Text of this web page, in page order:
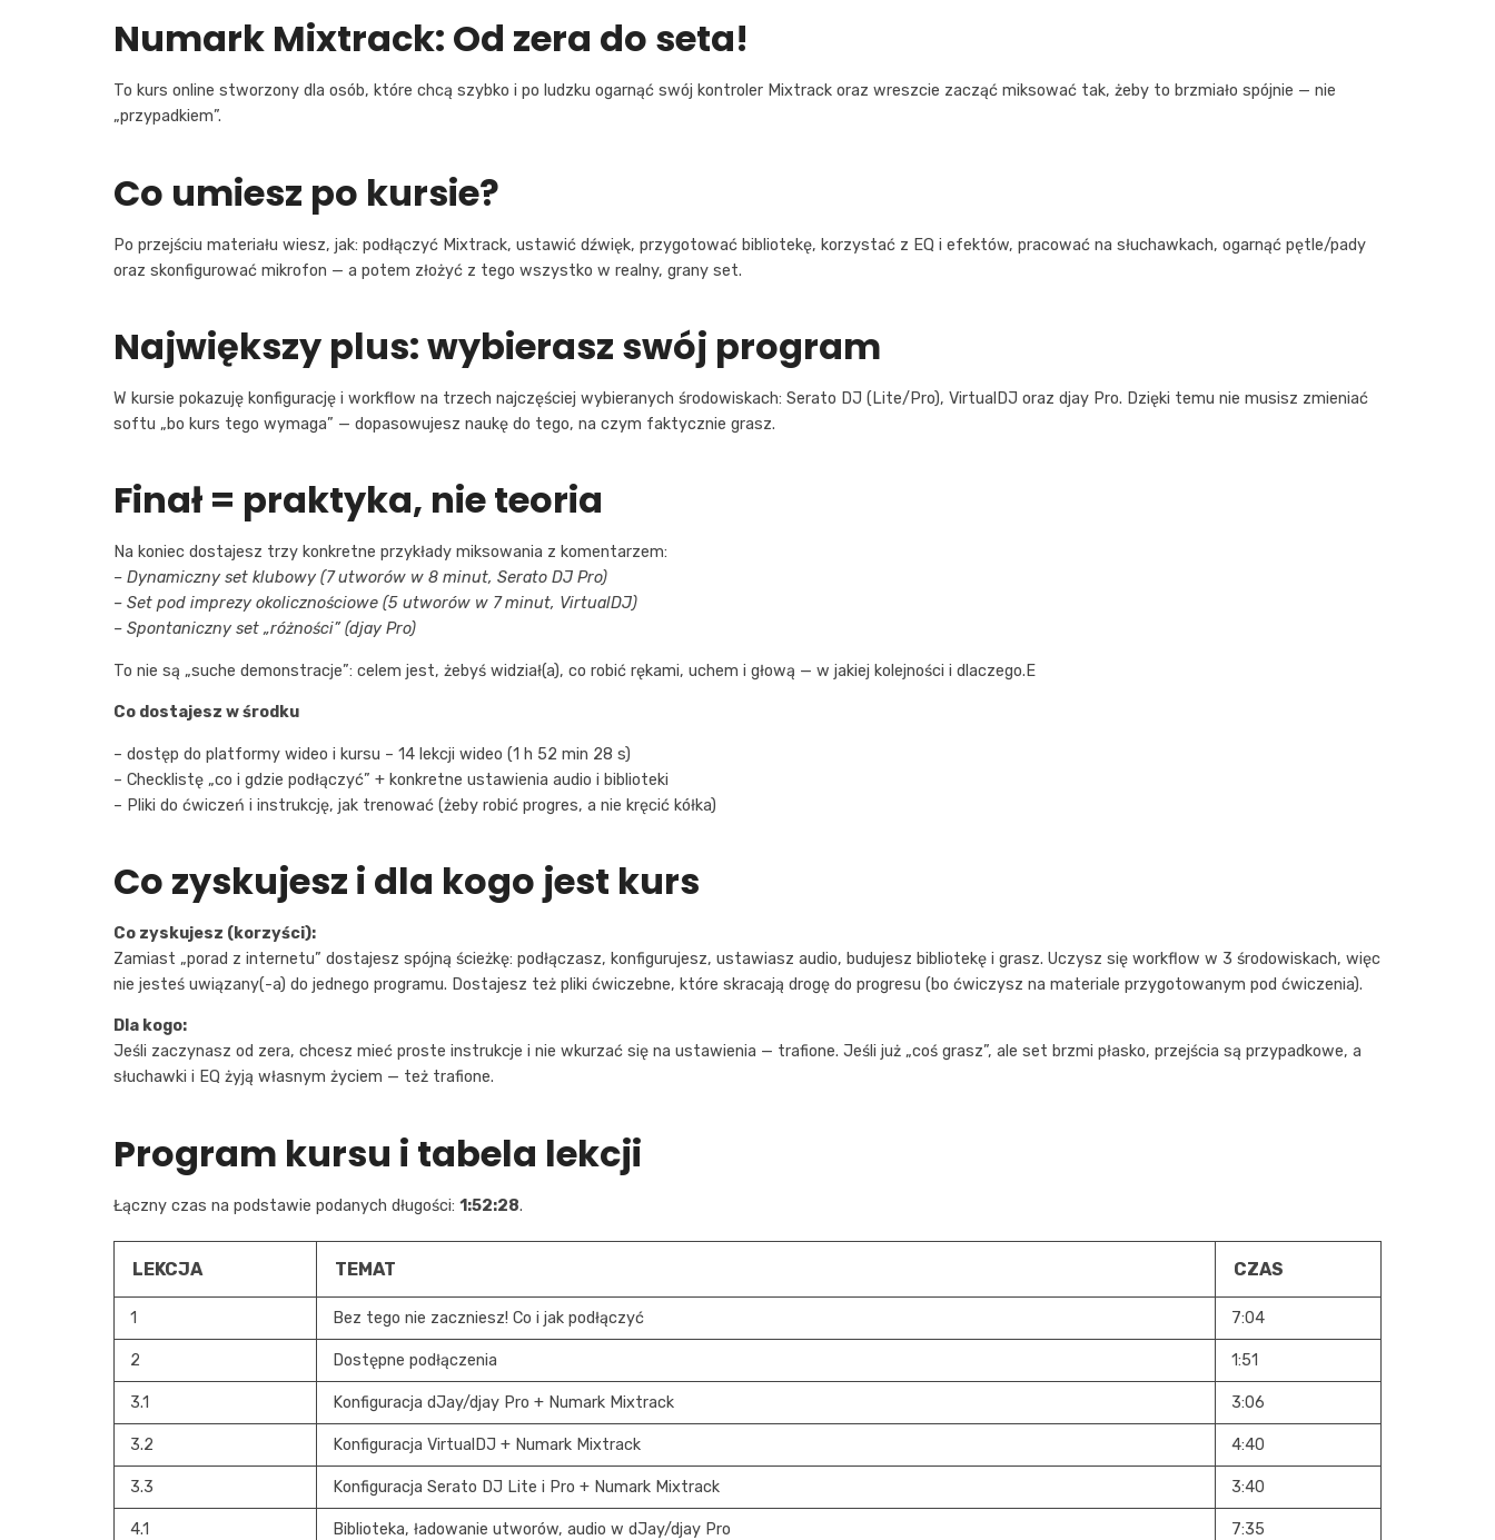
Numark Mixtrack: Od zera do seta!
To kurs online stworzony dla osób, które chcą szybko i po ludzku ogarnąć swój kontroler Mixtrack oraz wreszcie zacząć miksować tak, żeby to brzmiało spójnie — nie
„przypadkiem”.
Co umiesz po kursie?
Po przejściu materiału wiesz, jak: podłączyć Mixtrack, ustawić dźwięk, przygotować bibliotekę, korzystać z EQ i efektów, pracować na słuchawkach, ogarnąć pętle/pady
oraz skonfigurować mikrofon — a potem złożyć z tego wszystko w realny, grany set.
Największy plus: wybierasz swój program
W kursie pokazuję konfigurację i workflow na trzech najczęściej wybieranych środowiskach: Serato DJ (Lite/Pro), VirtualDJ oraz djay Pro. Dzięki temu nie musisz zmieniać
softu „bo kurs tego wymaga” — dopasowujesz naukę do tego, na czym faktycznie grasz.
Finał = praktyka, nie teoria
Na koniec dostajesz trzy konkretne przykłady miksowania z komentarzem:
– Dynamiczny set klubowy (7 utworów w 8 minut, Serato DJ Pro)
– Set pod imprezy okolicznościowe (5 utworów w 7 minut, VirtualDJ)
– Spontaniczny set „różności” (djay Pro)
To nie są „suche demonstracje”: celem jest, żebyś widział(a), co robić rękami, uchem i głową — w jakiej kolejności i dlaczego.E
Co dostajesz w środku
– dostęp do platformy wideo i kursu – 14 lekcji wideo (1 h 52 min 28 s)
– Checklistę „co i gdzie podłączyć” + konkretne ustawienia audio i biblioteki
– Pliki do ćwiczeń i instrukcję, jak trenować (żeby robić progres, a nie kręcić kółka)
Co zyskujesz i dla kogo jest kurs
Co zyskujesz (korzyści):
Zamiast „porad z internetu” dostajesz spójną ścieżkę: podłączasz, konfigurujesz, ustawiasz audio, budujesz bibliotekę i grasz. Uczysz się workflow w 3 środowiskach, więc
nie jesteś uwiązany(-a) do jednego programu. Dostajesz też pliki ćwiczebne, które skracają drogę do progresu (bo ćwiczysz na materiale przygotowanym pod ćwiczenia).
Dla kogo:
Jeśli zaczynasz od zera, chcesz mieć proste instrukcje i nie wkurzać się na ustawienia — trafione. Jeśli już „coś grasz”, ale set brzmi płasko, przejścia są przypadkowe, a
słuchawki i EQ żyją własnym życiem — też trafione.
Program kursu i tabela lekcji
Łączny czas na podstawie podanych długości: 1:52:28.
LEKCJA TEMAT CZAS
1 Bez tego nie zaczniesz! Co i jak podłączyć 7:04
2 Dostępne podłączenia 1:51
3.1 Konfiguracja dJay/djay Pro + Numark Mixtrack 3:06
3.2 Konfiguracja VirtualDJ + Numark Mixtrack 4:40
3.3 Konfiguracja Serato DJ Lite i Pro + Numark Mixtrack 3:40
4.1 Biblioteka, ładowanie utworów, audio w dJay/djay Pro 7:35